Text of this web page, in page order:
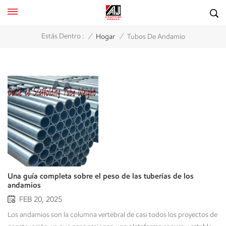
Estás Dentro : / Hogar / Tubos De Andamio
Una guía completa sobre el peso de las tuberías de los
andamios
FEB 20, 2025
Los andamios son la columna vertebral de casi todos los proyectos de